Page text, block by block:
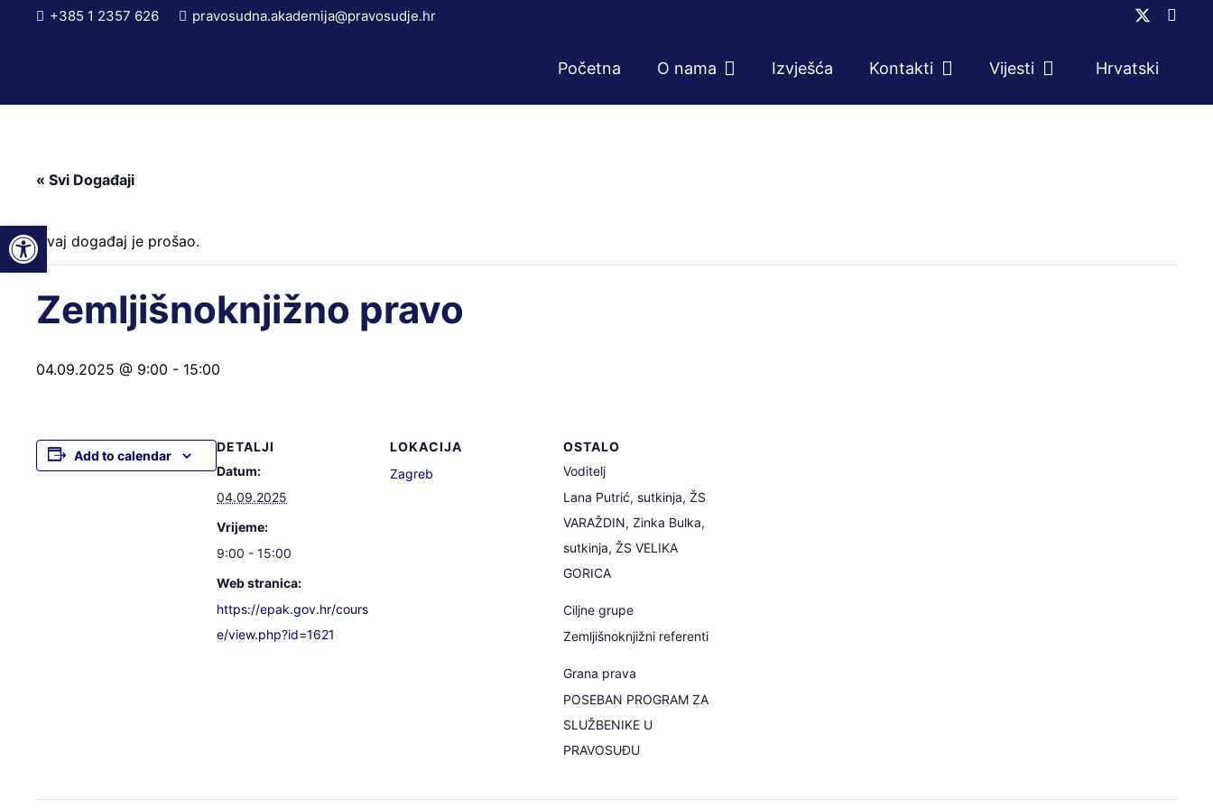
+385 1 2357 626 pravosudna.akademija@pravosudje.hr
Početna O nama Izvješća Kontakti Vijesti Hrvatski
« Svi Događaji
Ovaj događaj je prošao.
Zemljišnoknjižno pravo
04.09.2025 @ 9:00 - 15:00
Add to calendar
DETALJI
Datum:
04.09.2025
Vrijeme:
9:00 - 15:00
Web stranica:
https://epak.gov.hr/cours
e/view.php?id=1621
LOKACIJA
Zagreb
OSTALO
Voditelj
Lana Putrić, sutkinja, ŽS
VARAŽDIN, Zinka Bulka,
sutkinja, ŽS VELIKA
GORICA
Ciljne grupe
Zemljišnoknjižni referenti
Grana prava
POSEBAN PROGRAM ZA
SLUŽBENIKE U
PRAVOSUĐU
Open toolbar